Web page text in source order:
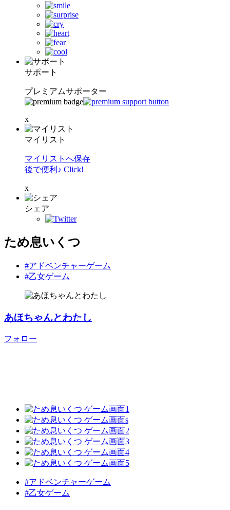
サポート
プレミアムサポーター
x
マイリスト
マイリストへ保存
後で便利♪ Click!
x
シェア
ため息いくつ
#アドベンチャーゲーム
#乙女ゲーム
あほちゃんとわたし
フォロー
#アドベンチャーゲーム
#乙女ゲーム